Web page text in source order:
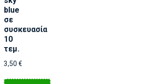
blue
σε
συσκευασία
10
τεμ.
3,50 €